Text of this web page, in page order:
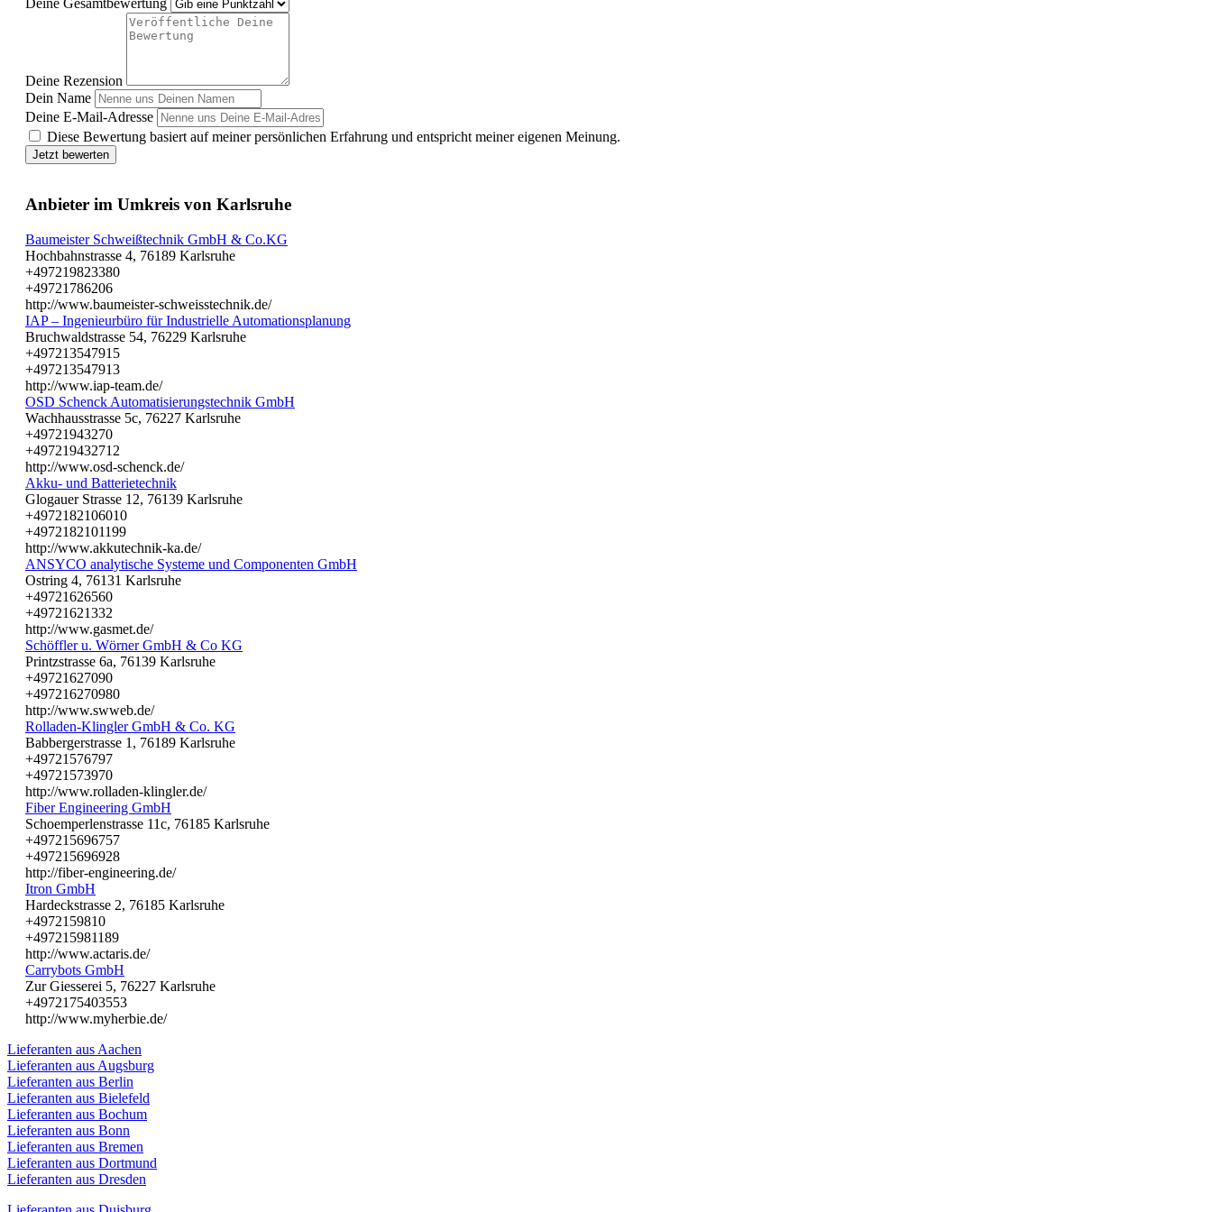
Deine Gesamtbewertung
Deine Rezension
Dein Name
Deine E-Mail-Adresse
Diese Bewertung basiert auf meiner persönlichen Erfahrung und entspricht meiner eigenen Meinung.
Jetzt bewerten
Anbieter im Umkreis von Karlsruhe
Baumeister Schweißtechnik GmbH & Co.KG
Hochbahnstrasse 4, 76189 Karlsruhe
+497219823380
+49721786206
http://www.baumeister-schweisstechnik.de/
IAP – Ingenieurbüro für Industrielle Automationsplanung
Bruchwaldstrasse 54, 76229 Karlsruhe
+497213547915
+497213547913
http://www.iap-team.de/
OSD Schenck Automatisierungstechnik GmbH
Wachhausstrasse 5c, 76227 Karlsruhe
+49721943270
+497219432712
http://www.osd-schenck.de/
Akku- und Batterietechnik
Glogauer Strasse 12, 76139 Karlsruhe
+4972182106010
+4972182101199
http://www.akkutechnik-ka.de/
ANSYCO analytische Systeme und Componenten GmbH
Ostring 4, 76131 Karlsruhe
+49721626560
+49721621332
http://www.gasmet.de/
Schöffler u. Wörner GmbH & Co KG
Printzstrasse 6a, 76139 Karlsruhe
+49721627090
+497216270980
http://www.swweb.de/
Rolladen-Klingler GmbH & Co. KG
Babbergerstrasse 1, 76189 Karlsruhe
+49721576797
+49721573970
http://www.rolladen-klingler.de/
Fiber Engineering GmbH
Schoemperlenstrasse 11c, 76185 Karlsruhe
+497215696757
+497215696928
http://fiber-engineering.de/
Itron GmbH
Hardeckstrasse 2, 76185 Karlsruhe
+4972159810
+497215981189
http://www.actaris.de/
Carrybots GmbH
Zur Giesserei 5, 76227 Karlsruhe
+4972175403553
http://www.myherbie.de/
Lieferanten aus Aachen
Lieferanten aus Augsburg
Lieferanten aus Berlin
Lieferanten aus Bielefeld
Lieferanten aus Bochum
Lieferanten aus Bonn
Lieferanten aus Bremen
Lieferanten aus Dortmund
Lieferanten aus Dresden